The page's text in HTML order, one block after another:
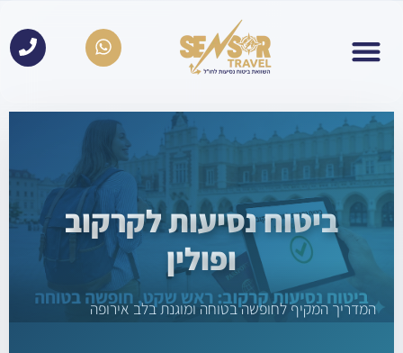
ביטוח נסיעות לקרקוב
ופולין
המקיף לחופשה בטוחה ומוגנת בלב אירופה